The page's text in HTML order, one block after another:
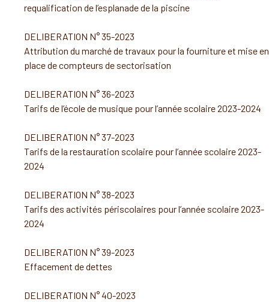
requalification de l’esplanade de la piscine
DELIBERATION N° 35-2023
Attribution du marché de travaux pour la fourniture et mise en
place de compteurs de sectorisation
DELIBERATION N° 36-2023
Tarifs de l’école de musique pour l’année scolaire 2023-2024
DELIBERATION N° 37-2023
Tarifs de la restauration scolaire pour l’année scolaire 2023-
2024
DELIBERATION N° 38-2023
Tarifs des activités périscolaires pour l’année scolaire 2023-
2024
DELIBERATION N° 39-2023
Effacement de dettes
DELIBERATION N° 40-2023